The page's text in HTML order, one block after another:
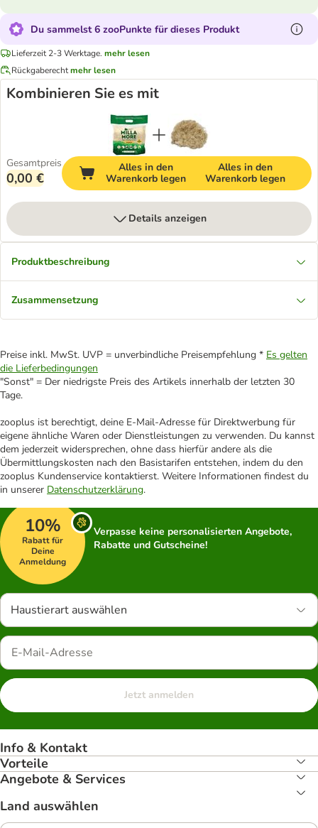
Du sammelst 6 zooPunkte für dieses Produkt
Lieferzeit 2-3 Werktage. mehr lesen
Rückgaberechtmehr lesen
Kombinieren Sie es mit
Gesamtpreis
0,00 €
Alles in den
Warenkorb legen
Alles in den
Warenkorb legen
Details anzeigen
Produktbeschreibung
Zusammensetzung
Preise inkl. MwSt. UVP = unverbindliche Preisempfehlung * Es gelten
die Lieferbedingungen
"Sonst" = Der niedrigste Preis des Artikels innerhalb der letzten 30
Tage.
zooplus ist berechtigt, deine E-Mail-Adresse für Direktwerbung für
eigene ähnliche Waren oder Dienstleistungen zu verwenden. Du kannst
dem jederzeit widersprechen, ohne dass hierfür andere als die
Übermittlungskosten nach den Basistarifen entstehen, indem du den
zooplus Kundenservice kontaktierst. Weitere Informationen findest du
in unserer Datenschutzerklärung.
10%
Rabatt für
Deine
Anmeldung
Verpasse keine personalisierten Angebote,
Rabatte und Gutscheine!
Haustierart auswählen
Jetzt anmelden
Info & Kontakt
Vorteile
Angebote & Services
Land auswählen